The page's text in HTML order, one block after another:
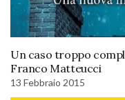
Un caso troppo
Franco Matteucci
13 Febbraio 2015